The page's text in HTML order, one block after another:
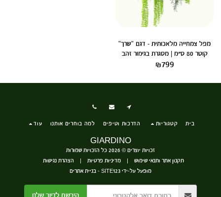
מפל צמחייה מלאכותית - דגם "שרך"
קוטר 80 ס״מ | מסגרת בגימור זהב
₪799
GIARDINO
זכויות יוצרים © 2026 כל הזכויות שמורות
תקנון אתר ותנאי שימוש | מדיניות פרטיות | הצהרת נגישות
מופעל על-ידי SITE123
- בניית אתרים
בית קטגוריות הדרכות וטיפים למה בוחרים אותנו עוד
הירשם לדיור שלנו